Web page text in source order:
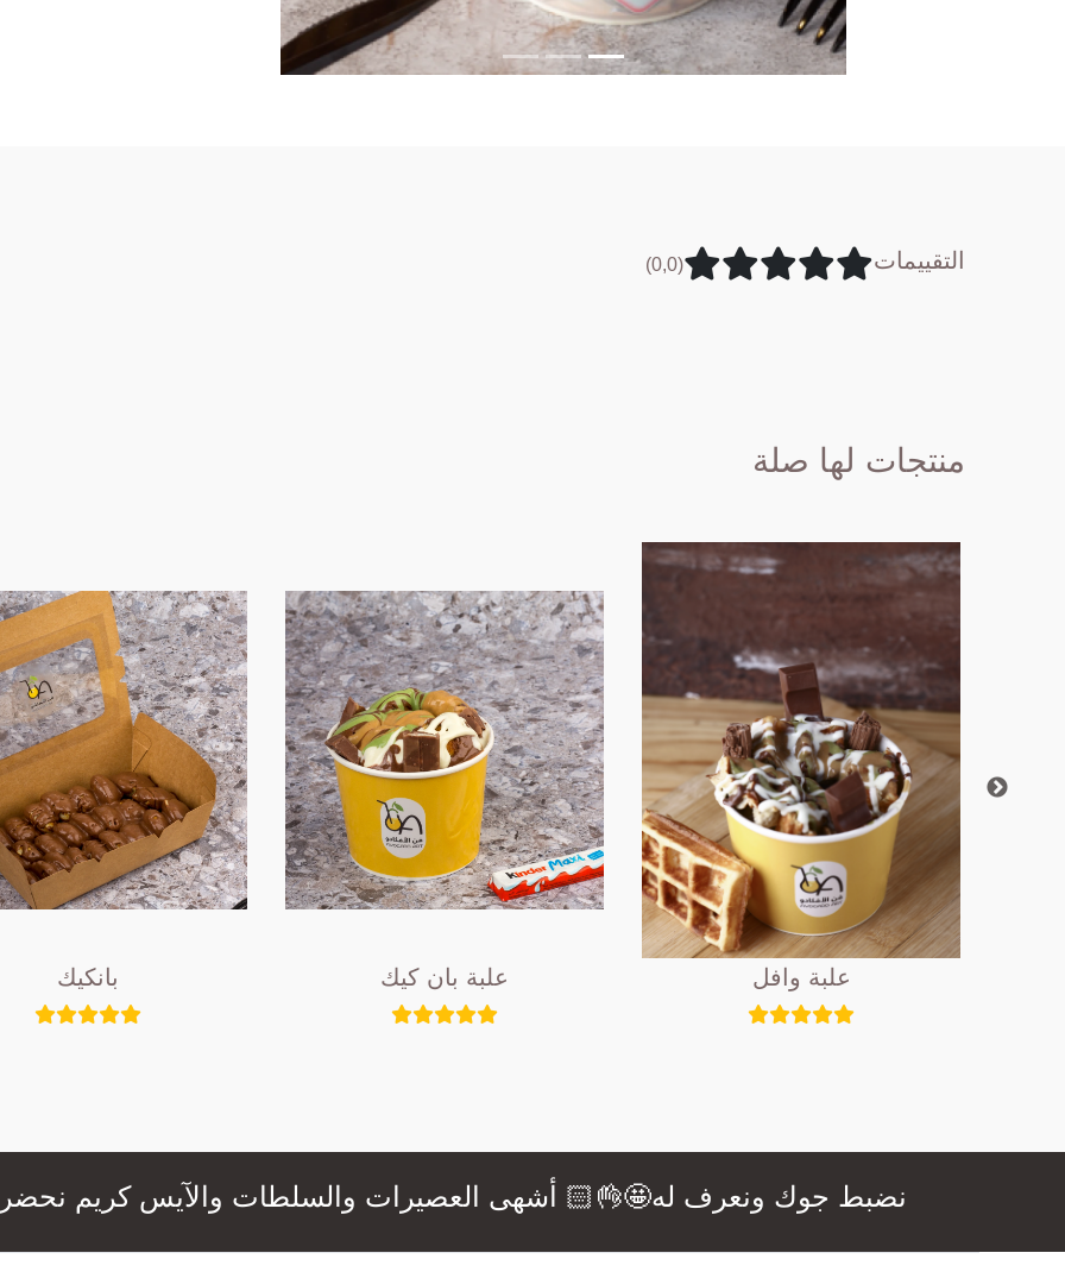
التقييمات (0,0)
منتجات لها صلة
بانكيك علبة بان كيك علبة وافل
نضبط جوك ونعرف له🤩👌🏻 أشهى العصيرات والسلطات والآيس كريم نحضرها لكم